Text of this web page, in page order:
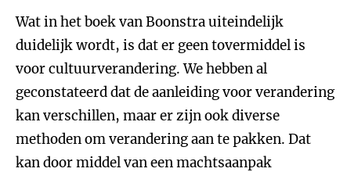
Wat in het boek van Boonstra uiteindelijk
duidelijk wordt, is dat er geen tovermiddel is
voor cultuurverandering. We hebben al
geconstateerd dat de aanleiding voor verandering
kan verschillen, maar er zijn ook diverse
methoden om verandering aan te pakken. Dat
kan door middel van een machtsaanpak